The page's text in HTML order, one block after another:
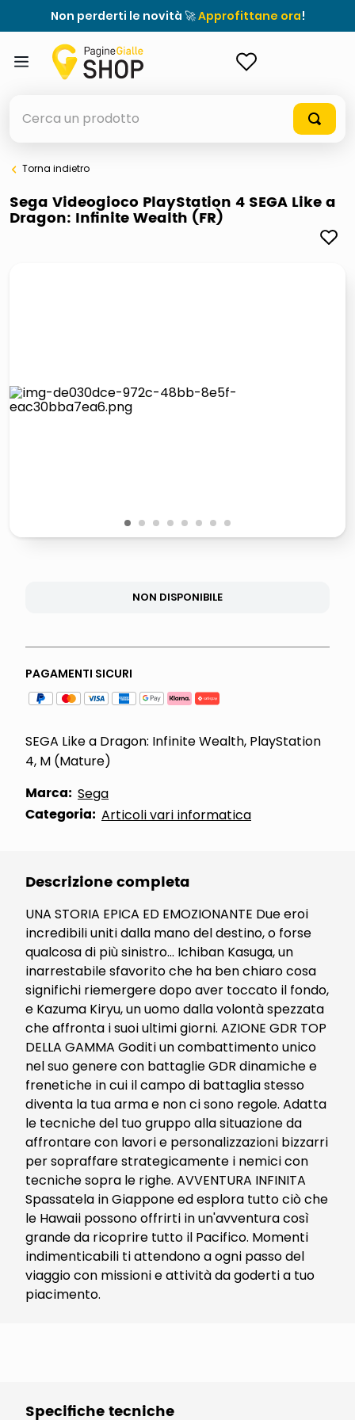
Non perderti le novità 🚀Approfittane ora!
elenchi telefonici
orologio parete
lucidatrice pavimenti
Torna indietro
Sega Videogioco PlayStation 4 SEGA Like a
Dragon: Infinite Wealth (FR)
1 2 3 4 5 6 7 8
NON DISPONIBILE
PAGAMENTI SICURI
SEGA Like a Dragon: Infinite Wealth, PlayStation
4, M (Mature)
Marca: Sega
Categoria: Articoli vari informatica
Descrizione completa
UNA STORIA EPICA ED EMOZIONANTE Due eroi
incredibili uniti dalla mano del destino, o forse
qualcosa di più sinistro... Ichiban Kasuga, un
inarrestabile sfavorito che ha ben chiaro cosa
significhi riemergere dopo aver toccato il fondo,
e Kazuma Kiryu, un uomo dalla volontà spezzata
che affronta i suoi ultimi giorni. AZIONE GDR TOP
DELLA GAMMA Goditi un combattimento unico
nel suo genere con battaglie GDR dinamiche e
frenetiche in cui il campo di battaglia stesso
diventa la tua arma e non ci sono regole. Adatta
le tecniche del tuo gruppo alla situazione da
affrontare con lavori e personalizzazioni bizzarri
per sopraffare strategicamente i nemici con
tecniche sopra le righe. AVVENTURA INFINITA
Spassatela in Giappone ed esplora tutto ciò che
le Hawaii possono offrirti in un'avventura così
grande da ricoprire tutto il Pacifico. Momenti
indimenticabili ti attendono a ogni passo del
viaggio con missioni e attività da goderti a tuo
piacimento.
Specifiche tecniche